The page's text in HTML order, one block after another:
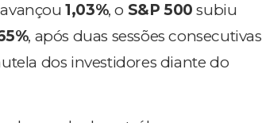
avançou1,03%, o S&P 500 subiu
, após duas sessões consecutivas
dos investidores diante do